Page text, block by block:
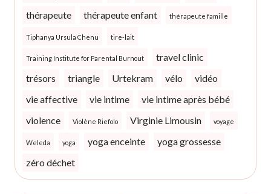
thérapeute
thérapeute enfant thérapeute famille
Tiphanya Ursula Chenu tire-lait
Training Institute for Parental Burnout
travel clinic
trésors
triangle Urtekram vélo
vidéo
vie affective
vie intime
vie intime après bébé
violence
Violène Riefolo Virginie Limousin voyage
Weleda yoga yoga enceinte
yoga grossesse
zéro déchet